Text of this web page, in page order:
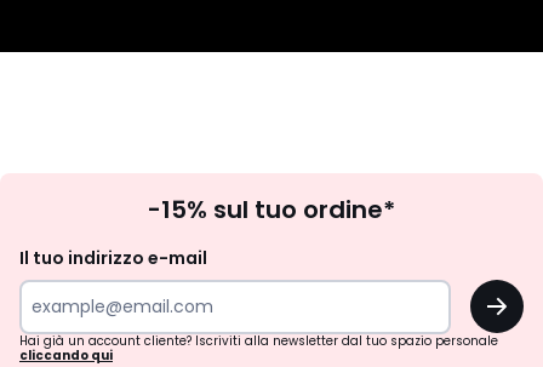
newsletter
-15% sul tuo ordine*
Il tuo indirizzo e-mail
OK
Hai già un account cliente? Iscriviti alla newsletter dal tuo spazio personale
cliccando qui